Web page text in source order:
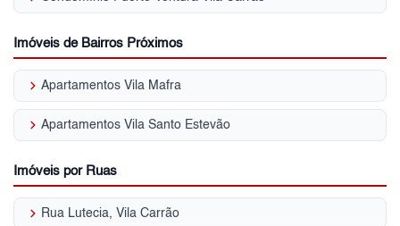
Imóveis de Bairros Próximos
keyboard_arrow_right Apartamentos Vila Mafra
keyboard_arrow_right Apartamentos Vila Santo Estevão
Imóveis por Ruas
keyboard_arrow_right Rua Lutecia, Vila Carrão